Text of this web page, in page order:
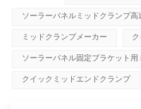
ソーラーパネルミッドクランプ高
ミッドクランプメーカー
ソーラーパネル固定ブラケット用
クイックミッドエンドクランプ